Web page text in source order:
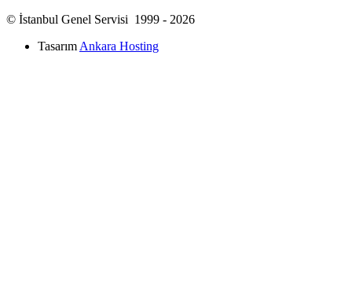
© İstanbul Genel Servisi 1999 - 2026
Tasarım Ankara Hosting